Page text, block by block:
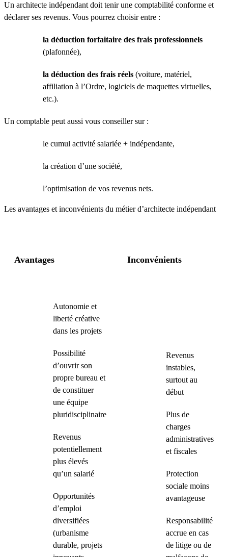
Un architecte indépendant doit tenir une comptabilité conforme et
déclarer ses revenus. Vous pourrez choisir entre :
la déduction forfaitaire des frais professionnels
(plafonnée),
la déduction des frais réels (voiture, matériel,
affiliation à l’Ordre, logiciels de maquettes virtuelles,
etc.).
Un comptable peut aussi vous conseiller sur :
le cumul activité salariée + indépendante,
la création d’une société,
l’optimisation de vos revenus nets.
Les avantages et inconvénients du métier d’architecte indépendant
Avantages Inconvénients
Autonomie et
liberté créative
dans les projets
Possibilité
d’ouvrir son
propre bureau et
de constituer
une équipe
pluridisciplinaire
Revenus
potentiellement
plus élevés
qu’un salarié
Opportunités
d’emploi
diversifiées
(urbanisme
durable, projets
Revenus
instables,
surtout au
début
Plus de
charges
administratives
et fiscales
Protection
sociale moins
avantageuse
Responsabilité
accrue en cas
de litige ou de